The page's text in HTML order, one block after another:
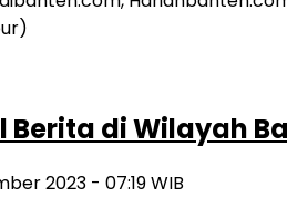
Berita di Wilayah
2023 - 07:19 WIB